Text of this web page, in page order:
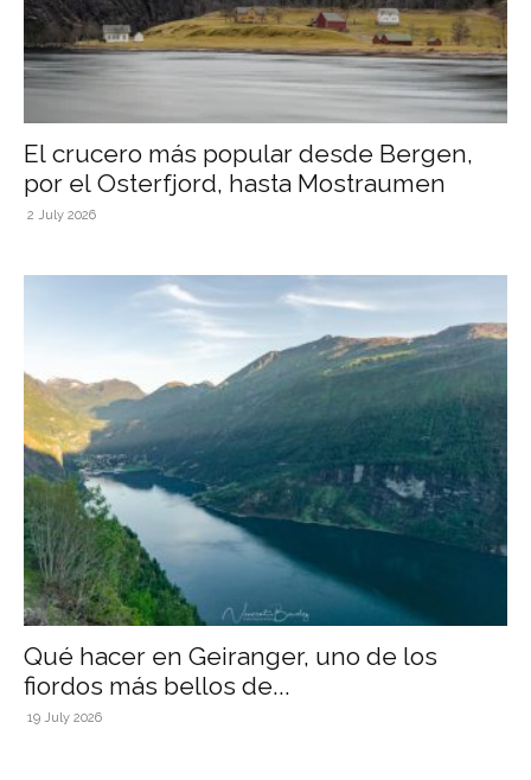
El crucero más popular desde Bergen,
por el Osterfjord, hasta Mostraumen
2 July 2026
Qué hacer en Geiranger, uno de los
fiordos más bellos de...
19 July 2026